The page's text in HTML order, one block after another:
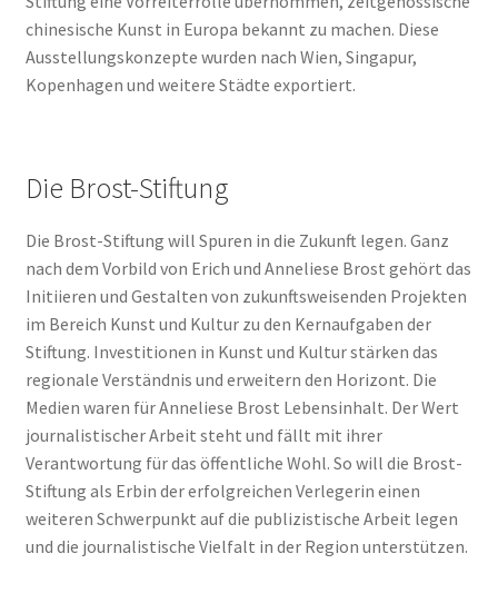
chinesische Kunst in Europa bekannt zu machen. Diese
Ausstellungskonzepte wurden nach Wien, Singapur,
Kopenhagen und weitere Städte exportiert.
Die Brost-Stiftung
Die Brost-Stiftung will Spuren in die Zukunft legen. Ganz
nach dem Vorbild von Erich und Anneliese Brost gehört das
Initiieren und Gestalten von zukunftsweisenden Projekten
im Bereich Kunst und Kultur zu den Kernaufgaben der
Stiftung. Investitionen in Kunst und Kultur stärken das
regionale Verständnis und erweitern den Horizont. Die
Medien waren für Anneliese Brost Lebensinhalt. Der Wert
journalistischer Arbeit steht und fällt mit ihrer
Verantwortung für das öffentliche Wohl. So will die Brost-
Stiftung als Erbin der erfolgreichen Verlegerin einen
weiteren Schwerpunkt auf die publizistische Arbeit legen
und die journalistische Vielfalt in der Region unterstützen.